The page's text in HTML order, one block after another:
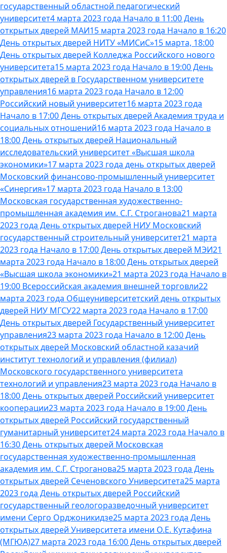
государственный областной педагогический
университет4 марта 2023 года Начало в 11:00 День
открытых дверей МАИ15 марта 2023 года Начало в 16:20
День открытых дверей НИТУ «МИСиС»15 марта, 18:00
День открытых дверей Колледжа Российского нового
университета15 марта 2023 года Начало в 19:00 День
открытых дверей в Государственном университете
управления16 марта 2023 года Начало в 12:00
Российский новый университет16 марта 2023 года
Начало в 17:00 День открытых дверей Академия труда и
социальных отношений16 марта 2023 года Начало в
18:00 День открытых дверей Национальный
исследовательский университет «Высшая школа
экономики»17 марта 2023 года день открытых дверей
Московский финансово-промышленный университет
«Синергия»17 марта 2023 года Начало в 13:00
Московская государственная художественно-
промышленная академия им. С.Г. Строганова21 марта
2023 года День открытых дверей НИУ Московский
государственный строительный университет21 марта
2023 года Начало в 17:00 День открытых дверей МЭИ21
марта 2023 года Начало в 18:00 День открытых дверей
«Высшая школа экономики»21 марта 2023 года Начало в
19:00 Всероссийская академия внешней торговли22
марта 2023 года Общеуниверситетский день открытых
дверей НИУ МГСУ22 марта 2023 года Начало в 17:00
День открытых дверей Государственный университет
управления23 марта 2023 года Начало в 12:00 День
открытых дверей Московский областной казачий
институт технологий и управления (филиал)
Московского государственного университета
технологий и управления23 марта 2023 года Начало в
18:00 День открытых дверей Российский университет
кооперации23 марта 2023 года Начало в 19:00 День
открытых дверей Российский государственный
гуманитарный университет24 марта 2023 года Начало в
16:30 День открытых дверей Московская
государственная художественно-промышленная
академия им. С.Г. Строганова25 марта 2023 года День
открытых дверей Сеченовского Университета25 марта
2023 года День открытых дверей Российский
государственный геологоразведочный университет
имени Серго Орджоникидзе25 марта 2023 года День
открытых дверей Университета имени О.Е. Кутафина
(МГЮА)27 марта 2023 года 16:00 День открытых дверей